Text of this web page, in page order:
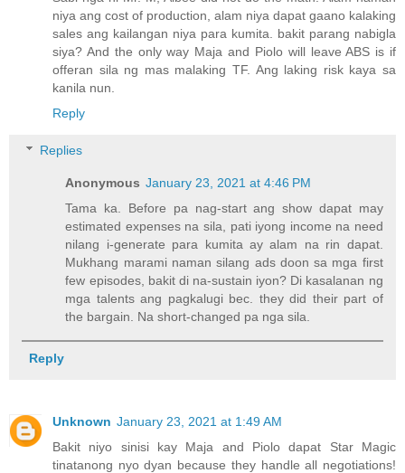
niya ang cost of production, alam niya dapat gaano kalaking
sales ang kailangan niya para kumita. bakit parang nabigla
siya? And the only way Maja and Piolo will leave ABS is if
offeran sila ng mas malaking TF. Ang laking risk kaya sa
kanila nun.
Reply
Replies
Anonymous January 23, 2021 at 4:46 PM
Tama ka. Before pa nag-start ang show dapat may
estimated expenses na sila, pati iyong income na need
nilang i-generate para kumita ay alam na rin dapat.
Mukhang marami naman silang ads doon sa mga first
few episodes, bakit di na-sustain iyon? Di kasalanan ng
mga talents ang pagkalugi bec. they did their part of
the bargain. Na short-changed pa nga sila.
Reply
Unknown January 23, 2021 at 1:49 AM
Bakit niyo sinisi kay Maja and Piolo dapat Star Magic
tinatanong nyo dyan because they handle all negotiations!